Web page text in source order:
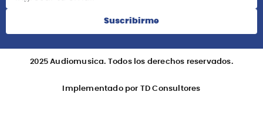
Suscribirme
2025 Audiomusica. Todos los derechos reservados.
Implementado por TD Consultores